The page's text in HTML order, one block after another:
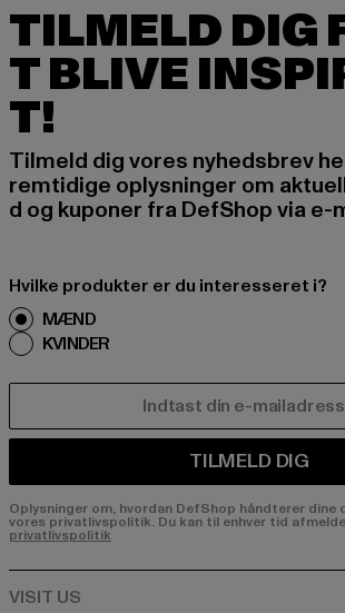
TILMELD DIG
T BLIVE
T!
Tilmeld dig vores nyhedsbrev
remtidige oplysninger om
d og kuponer fra DefShop via e-
Hvilke produkter er du interesseret i?
MÆND
KVINDER
TILMELD DIG
Oplysninger om, hvordan DefShop håndterer dine
vores privatlivspolitik. Du kan til enhver tid
privatlivspolitik